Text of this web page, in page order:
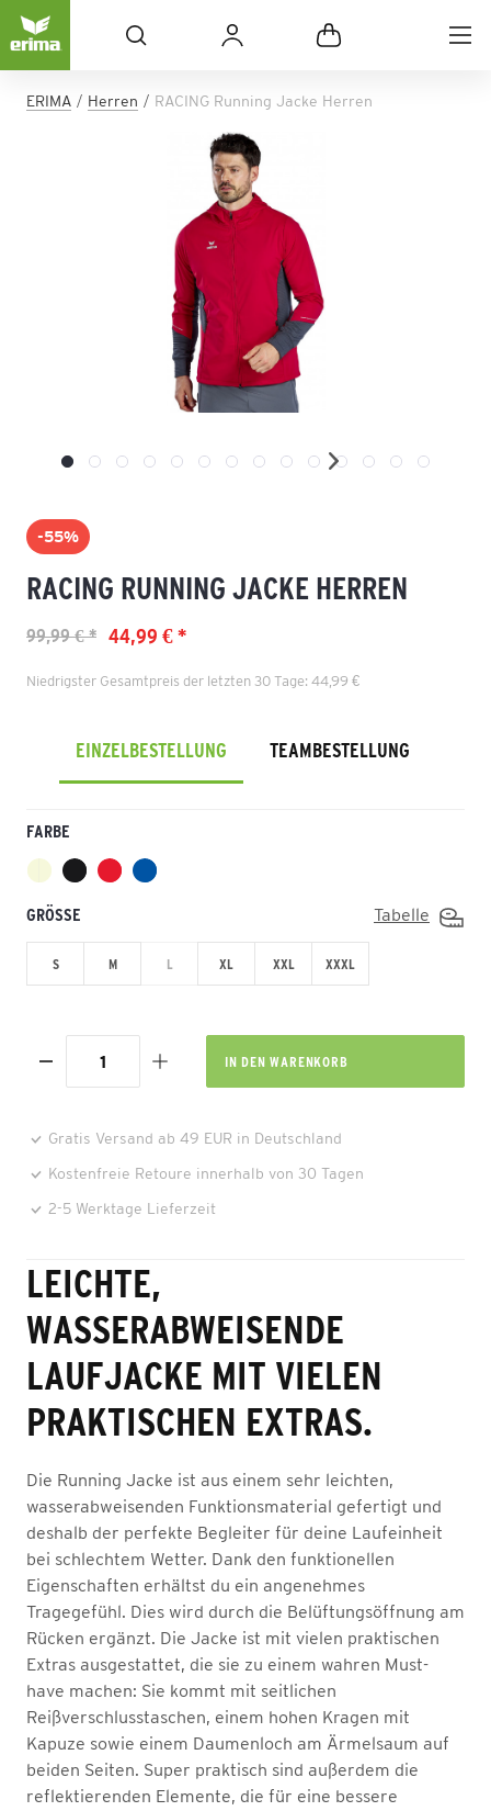
ERIMA Herren RACING Running Jacke Herren
-55%
RACING RUNNING JACKE HERREN
44,99 € *
99,99 € *
Niedrigster Gesamtpreis der letzten 30 Tage: 44,99 €
EINZELBESTELLUNG TEAMBESTELLUNG
FARBE
GRÖSSE Tabelle
S M L XL XXL XXXL
IN DEN WARENKORB
Gratis Versand ab 49 EUR in Deutschland
Kostenfreie Retoure innerhalb von 30 Tagen
2-5 Werktage Lieferzeit
LEICHTE,
WASSERABWEISENDE
LAUFJACKE MIT VIELEN
PRAKTISCHEN EXTRAS.
Die Running Jacke ist aus einem sehr leichten,
wasserabweisenden Funktionsmaterial gefertigt und
deshalb der perfekte Begleiter für deine Laufeinheit
bei schlechtem Wetter. Dank den funktionellen
Eigenschaften erhältst du ein angenehmes
Tragegefühl. Dies wird durch die Belüftungsöffnung am
Rücken ergänzt. Die Jacke ist mit vielen praktischen
Extras ausgestattet, die sie zu einem wahren Must-
have machen: Sie kommt mit seitlichen
Reißverschlusstaschen, einem hohen Kragen mit
Kapuze sowie einem Daumenloch am Ärmelsaum auf
beiden Seiten. Super praktisch sind außerdem die
reflektierenden Elemente, die für eine bessere